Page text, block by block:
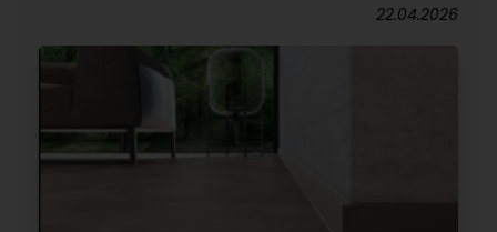
22.04.2026